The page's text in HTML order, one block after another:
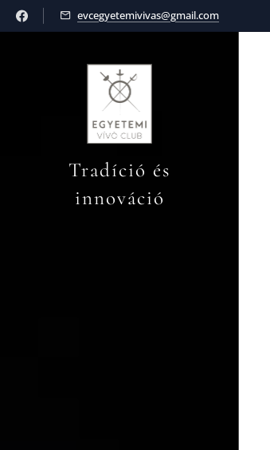
evcegyetemivivas@gmail.com
Tradíció és
innováció